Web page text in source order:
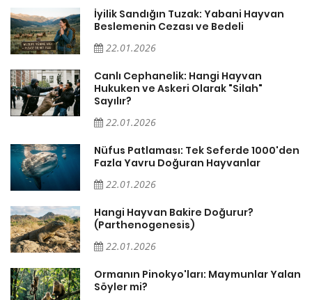
İyilik Sandığın Tuzak: Yabani Hayvan
Beslemenin Cezası ve Bedeli
22.01.2026
Canlı Cephanelik: Hangi Hayvan
Hukuken ve Askeri Olarak "Silah"
Sayılır?
22.01.2026
Nüfus Patlaması: Tek Seferde 1000'den
Fazla Yavru Doğuran Hayvanlar
22.01.2026
Hangi Hayvan Bakire Doğurur?
(Parthenogenesis)
22.01.2026
Ormanın Pinokyo'ları: Maymunlar Yalan
Söyler mi?